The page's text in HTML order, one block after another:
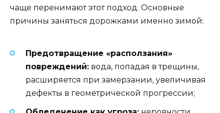
чаще перенимают этот подход. Основные
причины заняться дорожками именно зимой:
Предотвращение «расползания»
повреждений: вода, попадая в трещины,
расширяется при замерзании, увеличивая
дефекты в геометрической прогрессии;